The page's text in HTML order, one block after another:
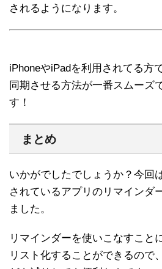
されるようになります。
iPhoneやiPadを利用されてる方
同期させる方法が一番スムーズ
す！
まとめ
いかがでしたでしょうか？今回
されているアプリのリマインダ
ました。
リマインダーを使いこなすこと
リスト化することができるので